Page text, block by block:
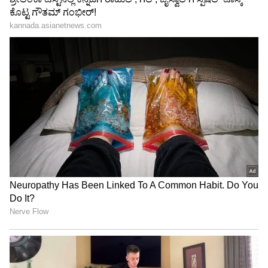
Image Credit :Asianet News
ತುಲಾ ರಾಶಿ
ಶುಕ್ರನು ನಿಮ್ಮ ರಾಶಿಚಕ್ರ ಚಿಹ್ನೆಯನ್ನು ಆಳುತ್ತಾನೆ, ಆದ್ದರಿಂದ
ತುಲಾ ರಾಶಿಯವರಿಗೆ ಇದು ಒಂದು ದೊಡ್ಡ ವಿಷಯ. ಕೆಲಸ
ಮತ್ತು ವ್ಯವಹಾರದಲ್ಲಿ ಸಕಾರಾತ್ಮಕ ಫಲಿತಾಂಶಗಳನ್ನು
ಕಾಣಬಹುದು. ಸಂಬಂಧಗಳು ಮತ್ತು ವಿವಾಹಗಳು
ಬೆಚ್ಚಗಿರುತ್ತದೆ ಮತ್ತು ಜೀವನದಲ್ಲಿ ಸಕಾರಾತ್ಮಕ
ಕಳೆದುಹೋಗಬೇಡಿ; ನಿಮ್ಮ ವೈಯಕ್ತಿಕ ಜೀವನದಲ್ಲಿ
ಸಮತೋಲನವನ್ನು ಕಾಪಾಡಿಕೊಳ್ಳಿ.